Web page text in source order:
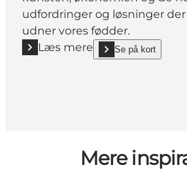
udfordringer og løsninger
udner vores fødder.
Læs mere
Læs mere "UD AF RØRET"
Se på kort
show UD AF RØRET
Mere